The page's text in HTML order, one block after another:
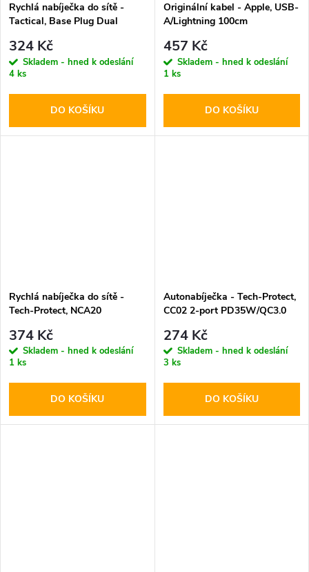
Rychlá nabíječka do sítě -
Tactical, Base Plug Dual
324 Kč
Skladem - hned k odeslání
4 ks
DO KOŠÍKU
Originální kabel - Apple, USB-
A/Lightning 100cm
457 Kč
Skladem - hned k odeslání
1 ks
DO KOŠÍKU
Rychlá nabíječka do sítě -
Tech-Protect, NCA20
kabel
374 Kč
Skladem - hned k odeslání
1 ks
DO KOŠÍKU
Autonabíječka - Tech-Protect,
CC02 2-port PD35W/QC3.0
274 Kč
Skladem - hned k odeslání
3 ks
DO KOŠÍKU